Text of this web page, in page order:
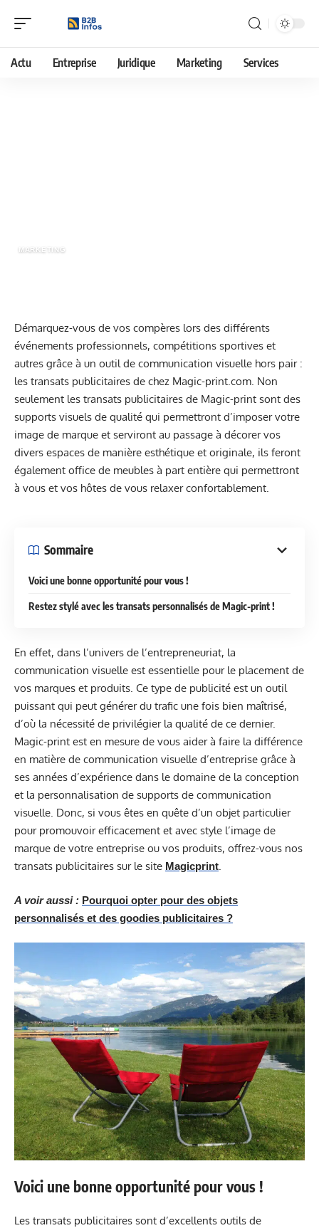
Actu Entreprise Juridique Marketing Services
MARKETING
Démarquez-vous de vos compères lors des différents
événements professionnels, compétitions sportives et
autres grâce à un outil de communication visuelle hors pair :
les transats publicitaires de chez Magic-print.com. Non
seulement les transats publicitaires de Magic-print sont des
supports visuels de qualité qui permettront d’imposer votre
image de marque et serviront au passage à décorer vos
divers espaces de manière esthétique et originale, ils feront
également office de meubles à part entière qui permettront
à vous et vos hôtes de vous relaxer confortablement.
Sommaire
Voici une bonne opportunité pour vous !
Restez stylé avec les transats personnalisés de Magic-print !
En effet, dans l’univers de l’entrepreneuriat, la
communication visuelle est essentielle pour le placement de
vos marques et produits. Ce type de publicité est un outil
puissant qui peut générer du trafic une fois bien maîtrisé,
d’où la nécessité de privilégier la qualité de ce dernier.
Magic-print est en mesure de vous aider à faire la différence
en matière de communication visuelle d’entreprise grâce à
ses années d’expérience dans le domaine de la conception
et la personnalisation de supports de communication
visuelle. Donc, si vous êtes en quête d’un objet particulier
pour promouvoir efficacement et avec style l’image de
marque de votre entreprise ou vos produits, offrez-vous nos
transats publicitaires sur le site Magicprint.
A voir aussi : Pourquoi opter pour des objets
personnalisés et des goodies publicitaires ?
Voici une bonne opportunité pour vous !
Les transats publicitaires sont d’excellents outils de